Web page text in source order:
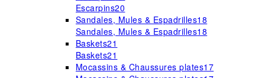
Escarpins20
Sandales, Mules & Espadrilles18
Sandales, Mules & Espadrilles18
Baskets21
Baskets21
Mocassins & Chaussures plates17